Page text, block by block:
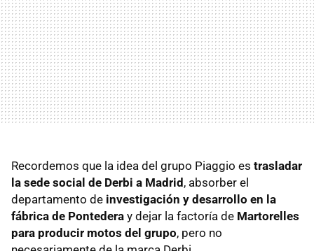
Recordemos que la idea del grupo Piaggio es trasladar
la sede social de Derbi a Madrid, absorber el
departamento de investigación y desarrollo en la
fábrica de Pontedera y dejar la factoría de Martorelles
para producir motos del grupo, pero no